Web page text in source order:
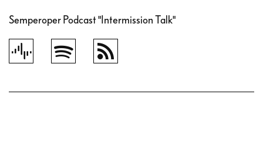
Semperoper Podcast "Intermission Talk"